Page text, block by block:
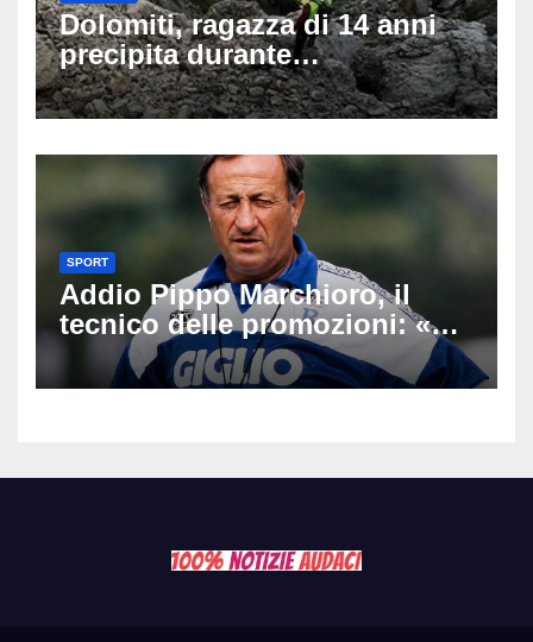
Dolomiti, ragazza di 14 anni
precipita durante
un’escursione: tragedia sul
Latemar davanti alla famiglia
SPORT
Addio Pippo Marchioro, il
tecnico delle promozioni: «Ha
scritto pagine indimenticabili
del nostro calcio»